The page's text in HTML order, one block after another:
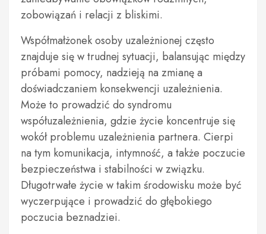
zobowiązań i relacji z bliskimi.
Współmałżonek osoby uzależnionej często
znajduje się w trudnej sytuacji, balansując między
próbami pomocy, nadzieją na zmianę a
doświadczaniem konsekwencji uzależnienia.
Może to prowadzić do syndromu
współuzależnienia, gdzie życie koncentruje się
wokół problemu uzależnienia partnera. Cierpi
na tym komunikacja, intymność, a także poczucie
bezpieczeństwa i stabilności w związku.
Długotrwałe życie w takim środowisku może być
wyczerpujące i prowadzić do głębokiego
poczucia beznadziei.